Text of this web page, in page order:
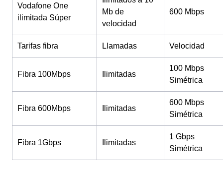
Vodafone One
ilimitada Súper
Mb de
velocidad
600 Mbps
Tarifas fibra Llamadas Velocidad
Fibra 100Mbps Ilimitadas
100 Mbps
Simétrica
Fibra 600Mbps Ilimitadas
600 Mbps
Simétrica
Fibra 1Gbps Ilimitadas
1 Gbps
Simétrica